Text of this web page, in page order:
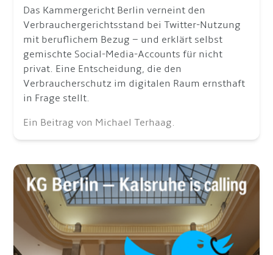
Das Kammergericht Berlin verneint den
Verbrauchergerichtsstand bei Twitter-Nutzung
mit beruflichem Bezug – und erklärt selbst
gemischte Social-Media-Accounts für nicht
privat. Eine Entscheidung, die den
Verbraucherschutz im digitalen Raum ernsthaft
in Frage stellt.
Ein Beitrag von Michael Terhaag.